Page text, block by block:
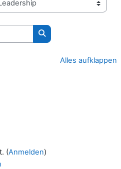
Kurse suchen
Alles aufklappen
(Anmelden)